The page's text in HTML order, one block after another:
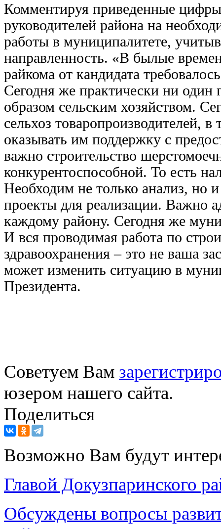
Комментируя приведенные
руководителей района на
работы в муниципалитете,
направленность. «В былые
райкома от кандидата
Сегодня же практически ни один
образом сельским хозяйством.
сельхоз товаропроизводителей,
оказывать им поддержку с
важно строительство
конкурентоспособной. То есть
Необходим не только анализ, но
проекты для реализации. Важно
каждому району. Сегодня же
И вся проводимая работа по
здравоохранения – это не ваша
может изменить ситуацию в
Президента.
Советуем Вам
юзером нашего сайта.
Поделиться
Возможно Вам будут
Главой Докузпаринского
Обсуждены вопросы